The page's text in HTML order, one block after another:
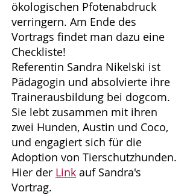
ökologischen Pfotenabdruck
verringern. Am Ende des
Vortrags findet man dazu eine
Checkliste!
Referentin Sandra Nikelski ist
Pädagogin und absolvierte ihre
Trainerausbildung bei dogcom.
Sie lebt zusammen mit ihren
zwei Hunden, Austin und Coco,
und engagiert sich für die
Adoption von Tierschutzhunden.
Hier der Link auf Sandra's
Vortrag.